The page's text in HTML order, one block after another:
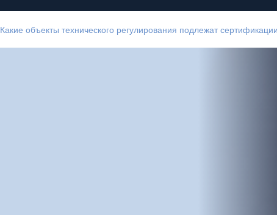
Какие объекты технического регулирования подлежат сертификации